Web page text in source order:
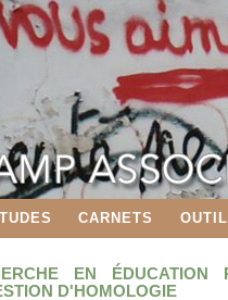
CARNETS
EN ÉDUCATION
D'HOMOLOGIE